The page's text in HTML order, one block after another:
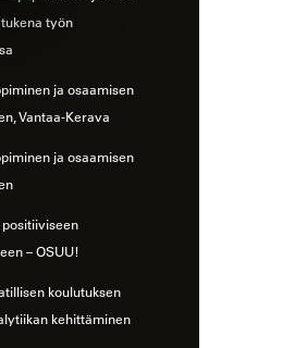
työn
ja osaamisen
Vantaa-Kerava
ja osaamisen
– OSUU!
koulutuksen
kehittäminen